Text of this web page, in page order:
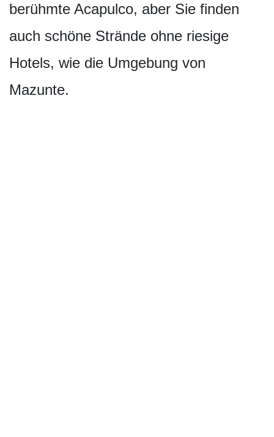
berühmte Acapulco, aber Sie finden
auch schöne Strände ohne riesige
Hotels, wie die Umgebung von
Mazunte.